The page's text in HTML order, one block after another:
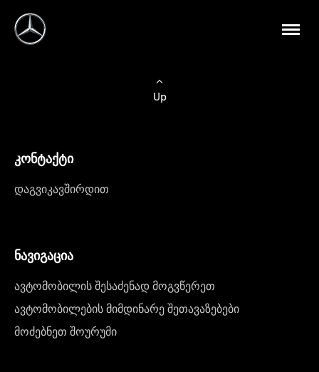
Up
კონტაქტი
დაგვიკავშირდით
ნავიგაცია
ავტომობილის შესაძენად მოგვწერეთ
ავტომობილების მიმდინარე შეთავაზებები
მოძებნეთ შოურუმი